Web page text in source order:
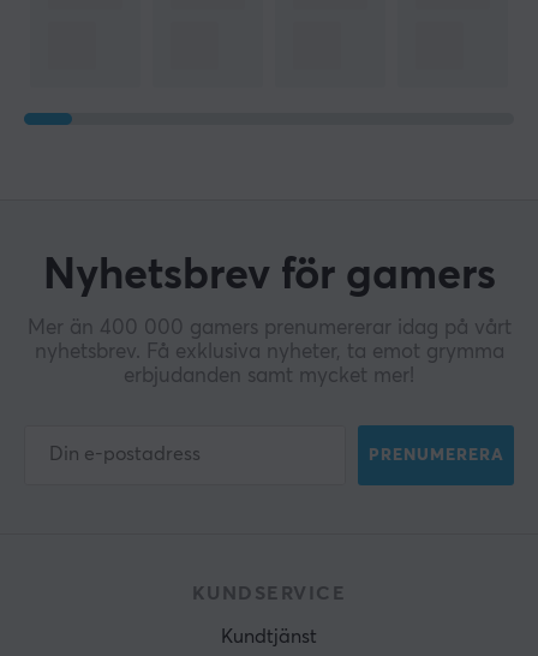
Nyhetsbrev för gamers
Mer än 400 000 gamers prenumererar idag på vårt
nyhetsbrev. Få exklusiva nyheter, ta emot grymma
erbjudanden samt mycket mer!
PRENUMERERA
KUNDSERVICE
Kundtjänst